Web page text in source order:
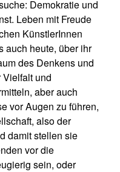
Demokratie und
Leben mit Freude
KünstlerInnen
auch heute, über ihr
des Denkens und
und
aber auch
vor Augen zu führen,
also der
damit stellen sie
vor die
sein, oder